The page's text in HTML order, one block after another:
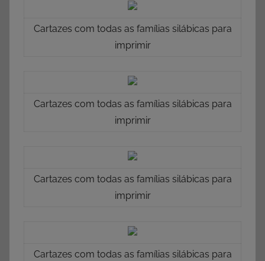
Cartazes com todas as famílias silábicas para
imprimir
Cartazes com todas as famílias silábicas para
imprimir
Cartazes com todas as famílias silábicas para
imprimir
Cartazes com todas as famílias silábicas para